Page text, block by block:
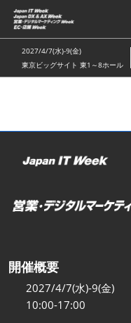
ス
キ
ッ
し
む
2027/4/7(水)-9(金)
東京ビッグサイト 東1～8ホール
開催概要
2027/4/7(水)-9(金)
10:00-17:00